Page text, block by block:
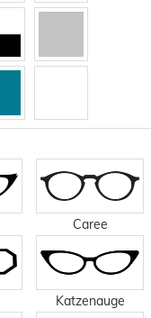
Caree
Katzenauge